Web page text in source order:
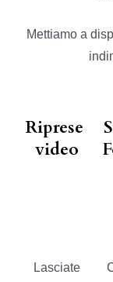
Mettiamo a
Riprese
video
Lasciate